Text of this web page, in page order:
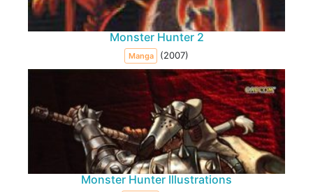
Monster Hunter 2
Manga (2007)
Monster Hunter Illustrations